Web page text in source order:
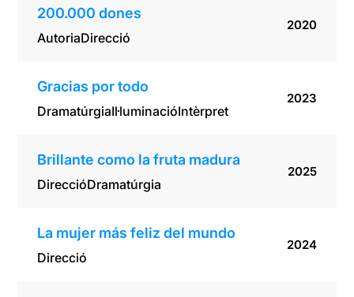
200.000 dones
AutoriaDirecció
2020
Gracias por todo
DramatúrgiaIl·luminacióIntèrpret
2023
Brillante como la fruta madura
DireccióDramatúrgia
2025
La mujer más feliz del mundo
Direcció
2024